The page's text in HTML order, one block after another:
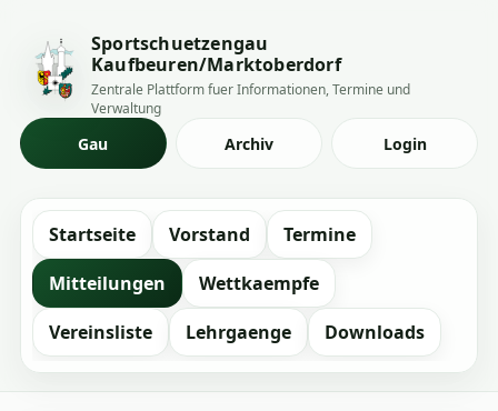
Sportschuetzengau
Kaufbeuren/Marktoberdorf
Zentrale Plattform fuer Informationen, Termine und
Verwaltung
Gau Archiv Login
Startseite Vorstand
Termine
Mitteilungen
Wettkaempfe
Vereinsliste
Lehrgaenge Downloads